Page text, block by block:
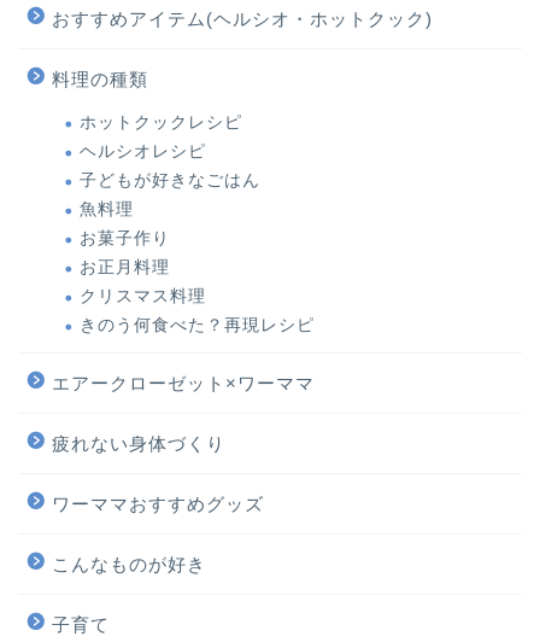
おすすめアイテム(ヘルシオ・ホットクック)
料理の種類
ホットクックレシピ
ヘルシオレシピ
子どもが好きなごはん
魚料理
お菓子作り
お正月料理
クリスマス料理
きのう何食べた？再現レシピ
エアークローゼット×ワーママ
疲れない身体づくり
ワーママおすすめグッズ
こんなものが好き
子育て